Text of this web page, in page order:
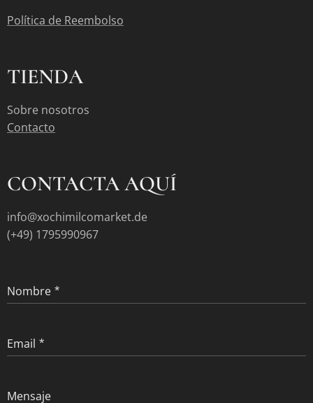
Política de Reembolso
TIENDA
Sobre nosotros
Contacto
CONTACTA AQUÍ
info@xochimilcomarket.de
(+49) 1795990967
Nombre
Email
Mensaje